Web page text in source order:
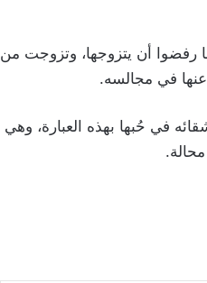
رفضوا أن يتزوجها، وتزوجت من
عنها في مجالسه.
في حُبها بهذه العبارة، وهي